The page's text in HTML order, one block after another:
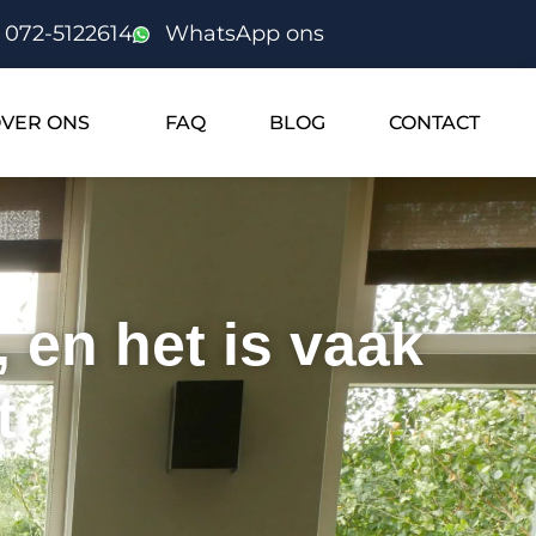
072-5122614 WhatsApp ons
ONS FAQ BLOG CONTACT
en het is vaak